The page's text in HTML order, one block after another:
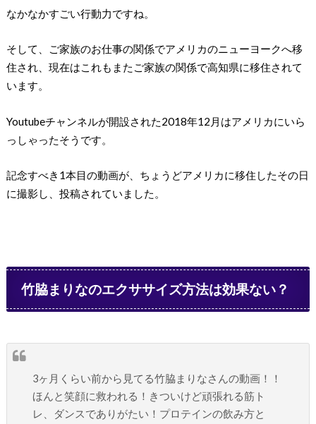
なかなかすごい行動力ですね。
そして、ご家族のお仕事の関係でアメリカのニューヨークへ移
住され、現在はこれもまたご家族の関係で高知県に移住されて
います。
Youtubeチャンネルが開設された2018年12月はアメリカにいら
っしゃったそうです。
記念すべき1本目の動画が、ちょうどアメリカに移住したその日
に撮影し、投稿されていました。
竹脇まりなのエクササイズ方法は効果ない？
3ヶ月くらい前から見てる竹脇まりなさんの動画！！
ほんと笑顔に救われる！きついけど頑張れる筋ト
レ、ダンスでありがたい！プロテインの飲み方と